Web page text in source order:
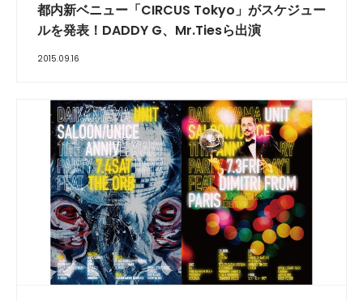
都内新ベニュー「CIRCUS Tokyo」がスケジュー
ルを発表！DADDY G、Mr.Tiesら出演
2015.09.16